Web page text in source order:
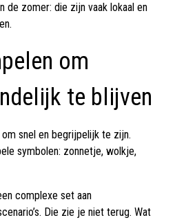
de zomer: die zijn vaak lokaal en
om
te blijven
snel en begrijpelijk te zijn.
symbolen: zonnetje, wolkje,
complexe set aan
Die zie je niet terug. Wat